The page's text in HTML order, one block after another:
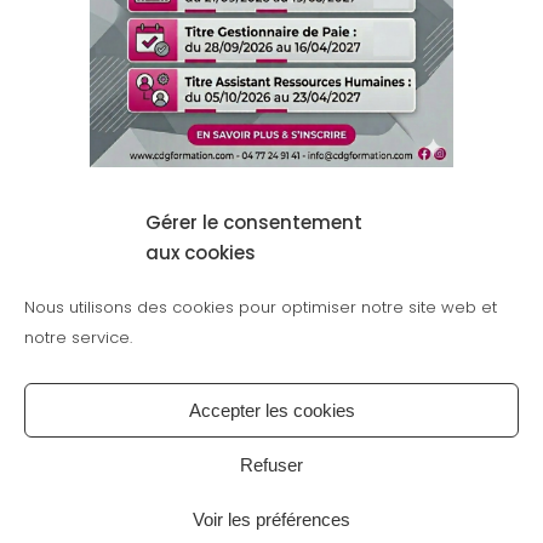
Gérer le consentement
aux cookies
Nous utilisons des cookies pour optimiser notre site web et
notre service.
Accepter les cookies
Refuser
Voir les préférences
15 JUINSESSIONS
SEPTEMBRE/ OCTOBRE
2026
DEMANDER UNE COTATION POUR VOTRE FUTURE